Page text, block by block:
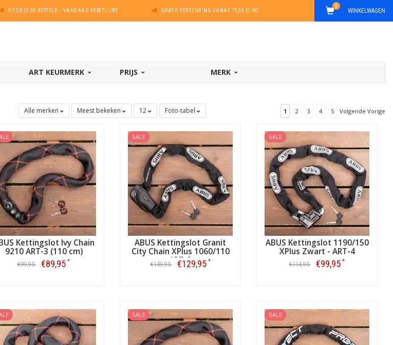
VOOR 22:00 BESTELD = VANDAAG VERSTUURD GRATIS VERZENDING VANAF 75,00 EURO WINKELWAGEN
0
ART KEURMERK PRIJS MERK
Alle merken Meest bekeken 12 Foto-tabel 1 2 3 4 5 Volgende Vorige
Kettingslot Ivy Chain
9210 ART-3 (110 cm)
€99,95 €89,95 *
SALE
ABUS Kettingslot Granit
City Chain XPlus 1060/110
ART-3
€159,95 €129,95 *
SALE
ABUS Kettingslot 1190/150
XPlus Zwart - ART-4
€114,95 €99,95 *
SALE SALE